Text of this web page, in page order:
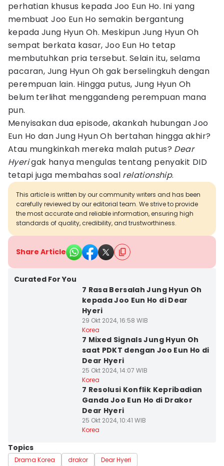
perhatian khusus kepada Joo Eun Ho. Ini yang
membuat Joo Eun Ho semakin bergantung
kepada Jung Hyun Oh. Meskipun Jung Hyun Oh
sempat berkata kasar, Joo Eun Ho tetap
membutuhkan pria tersebut. Selain itu, selama
pacaran, Jung Hyun Oh gak berselingkuh dengan
perempuan lain. Hingga putus, Jung Hyun Oh
belum terlihat menggandeng perempuan mana
pun.
Menyisakan dua episode, akankah hubungan Joo
Eun Ho dan Jung Hyun Oh bertahan hingga akhir?
Atau mungkinkah mereka malah putus? Dear
Hyerigak hanya mengulas tentang penyakit DID
tetapi juga membahas soal relationship.
This article is written by our community writers and has been
carefully reviewed by our editorial team. We strive to provide
the most accurate and reliable information, ensuring high
standards of quality, credibility, and trustworthiness.
Share Article
Curated For You
7 Rasa Bersalah Jung Hyun Oh
kepada Joo Eun Ho di Dear
Hyeri
29 Okt 2024, 16:58 WIB
Korea
7 Mixed Signals Jung Hyun Oh
saat PDKT dengan Joo Eun Ho di
Dear Hyeri
25 Okt 2024, 14:07 WIB
Korea
7 Resolusi Konflik Kepribadian
Ganda Joo Eun Ho di Drakor
Dear Hyeri
25 Okt 2024, 10:41 WIB
Korea
Topics
Drama Korea drakor Dear Hyeri